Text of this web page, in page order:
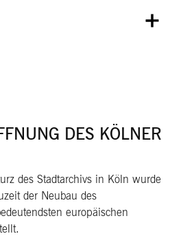
DES KÖLNER
des Stadtarchivs in Köln wurde
der Neubau des
europäischen